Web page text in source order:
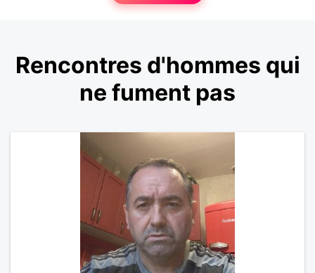
Rencontres d'hommes qui
ne fument pas